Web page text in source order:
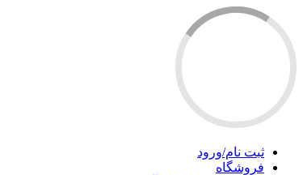
ثبت نام/ورود
فروشگاه